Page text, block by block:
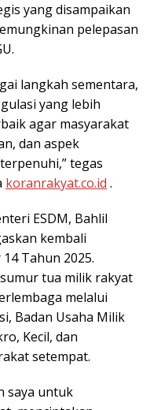
yang disampaikan
pelepasan
langkah sementara,
yang lebih
agar masyarakat
dan aspek
tegas
koranrakyat.co.id .
ESDM, Bahlil
kembali
Tahun 2025.
tua milik rakyat
melalui
Badan Usaha Milik
Kecil, dan
setempat.
saya untuk